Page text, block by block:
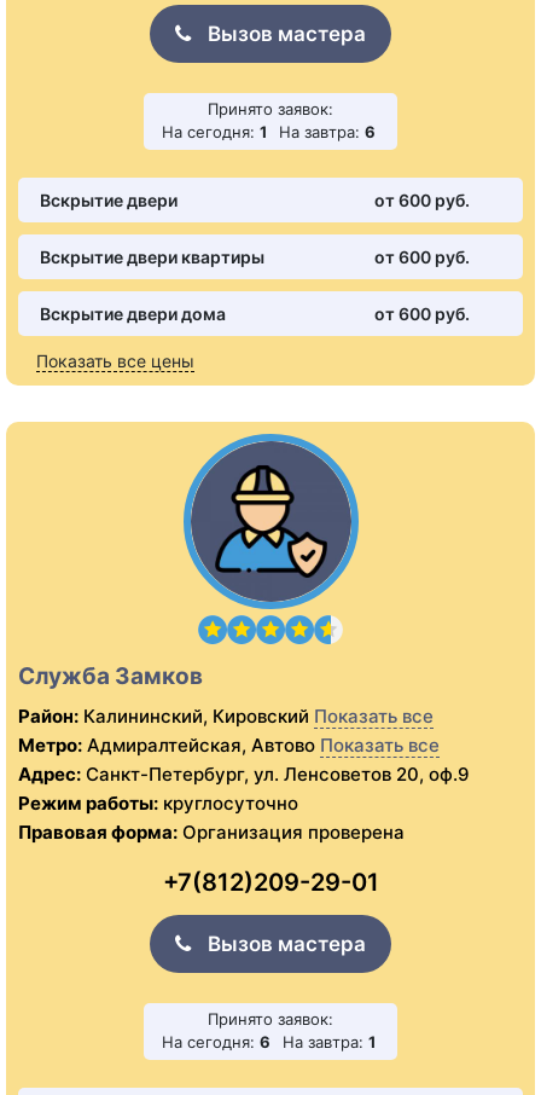
Вызов мастера
Принято заявок:
На сегодня: 1 На завтра: 6
Вскрытие двери от 600 pуб.
Вскрытие двери квартиры от 600 pуб.
Вскрытие двери дома от 600 pуб.
Показать все цены
Служба Замков
Район: Калининский, Кировский Показать все
Метро: Адмиралтейская, Автово Показать все
Адрес: Санкт-Петербург, ул. Ленсоветов 20, оф.9
Режим работы: круглосуточно
Правовая форма: Организация проверена
+7(812)209-29-01
Вызов мастера
Принято заявок:
На сегодня: 6 На завтра: 1